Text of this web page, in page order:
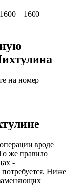
1600 1600
на номер
вроде
же правило
-
Ниже